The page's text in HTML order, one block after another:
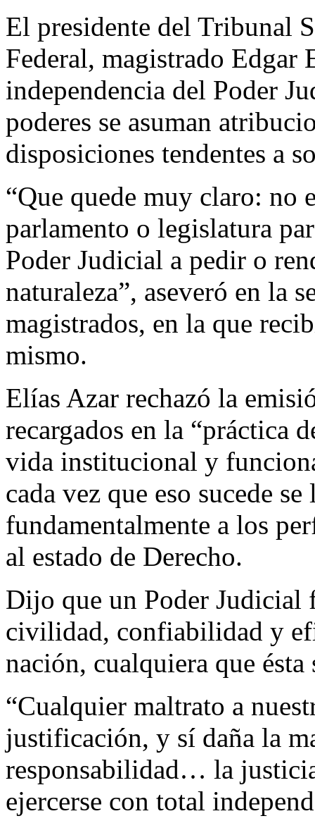
El presidente del Tribunal
Federal, magistrado
independencia del Poder
poderes se asuman
disposiciones tendentes a
“Que quede muy claro: no
parlamento o legislatura
Poder Judicial a pedir o
naturaleza”, aseveró en la
magistrados, en la que
mismo.
Elías Azar rechazó la
recargados en la “práctica
vida institucional y
cada vez que eso sucede
fundamentalmente a los
al estado de Derecho.
Dijo que un Poder Judicial
civilidad, confiabilidad y
nación, cualquiera que ésta
“Cualquier maltrato a
justificación, y sí daña la
responsabilidad… la
ejercerse con total